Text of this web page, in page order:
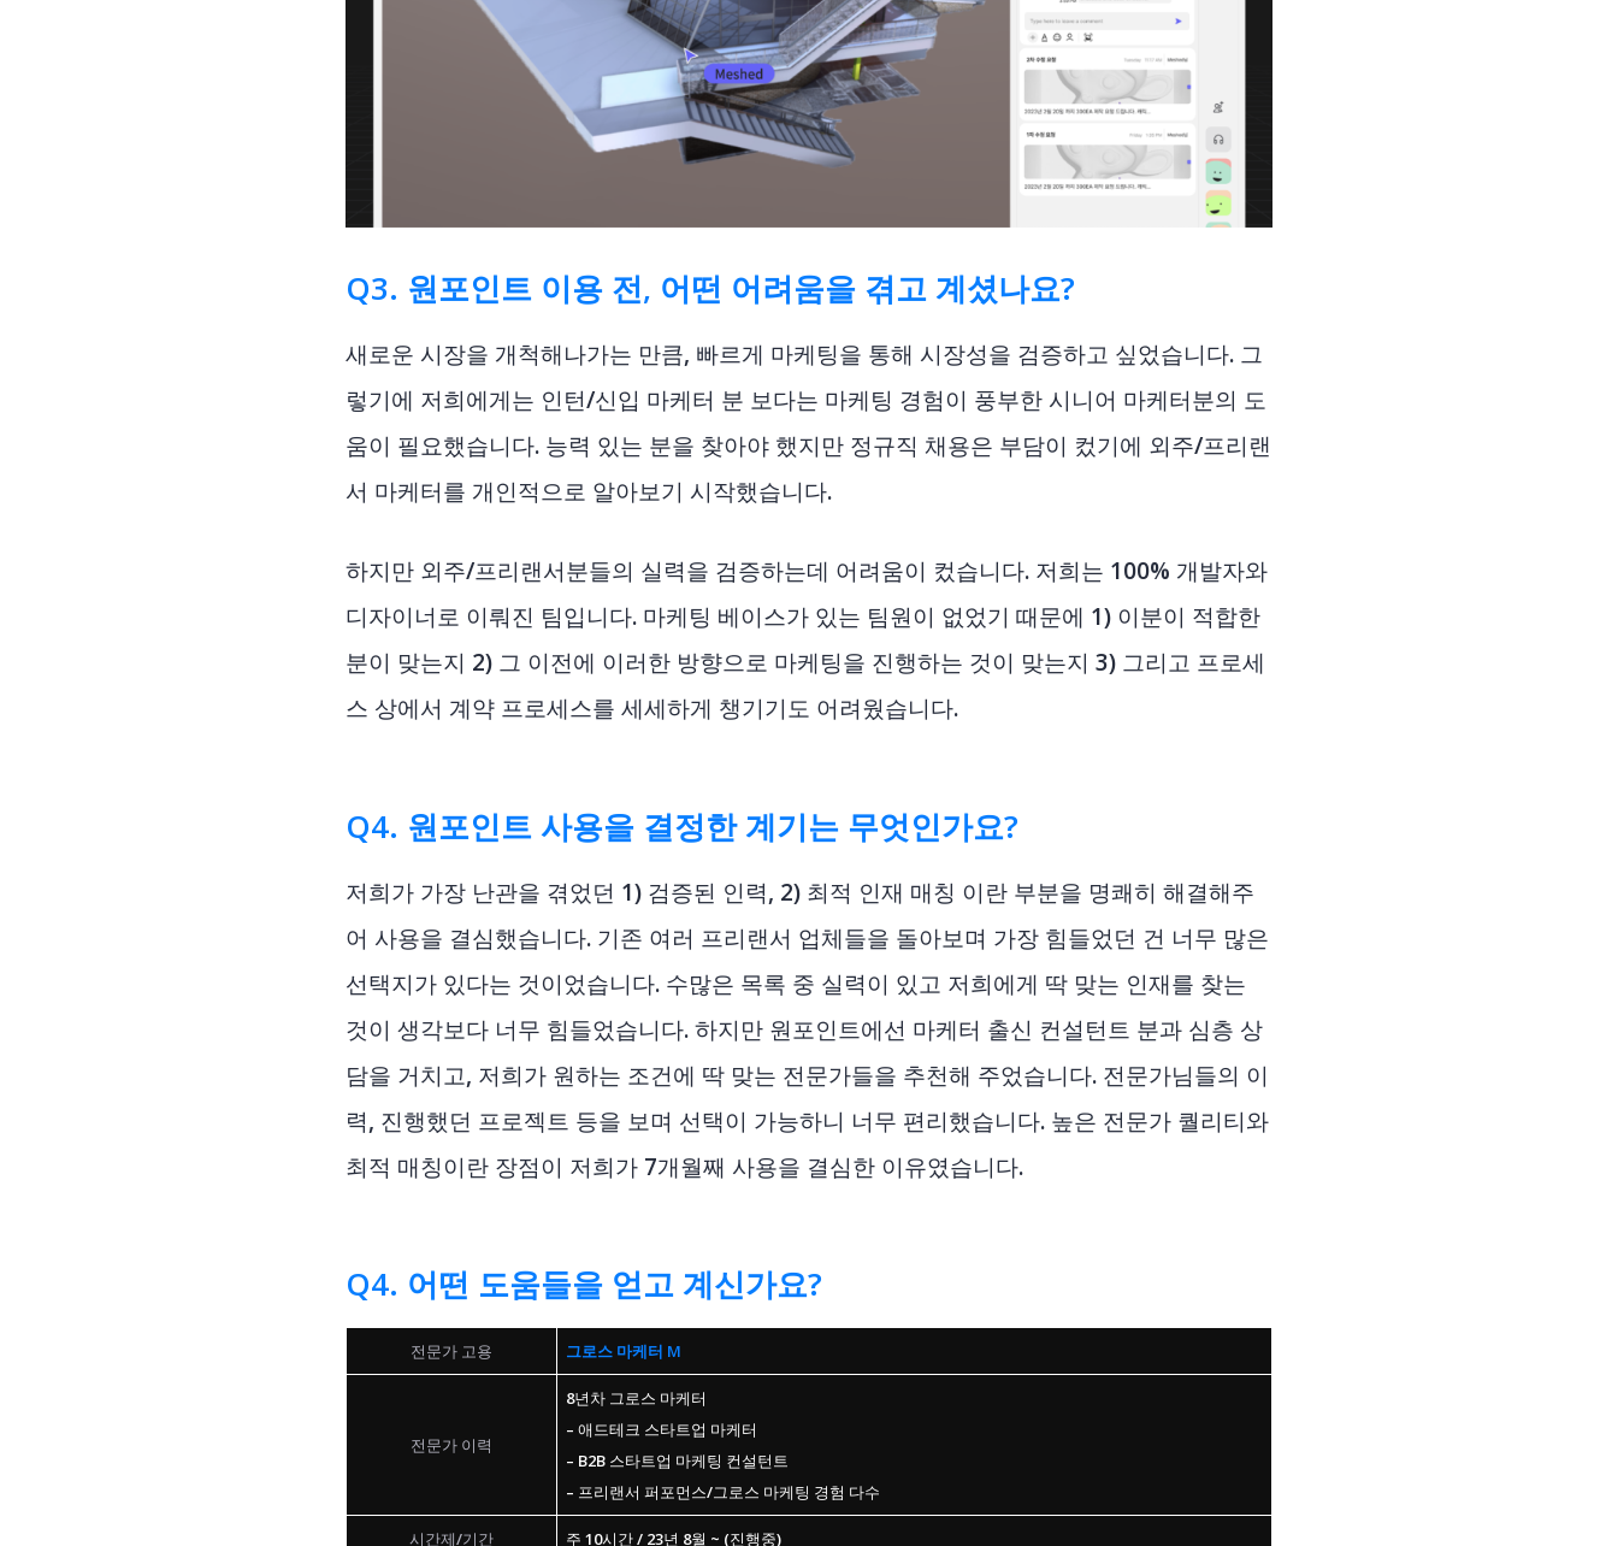
Q3. 원포인트 이용 전, 어떤 어려움을 겪고 계셨나요?
새로운 시장을 개척해나가는 만큼, 빠르게 마케팅을 통해 시장성을 검증하고 싶었습니다. 그
렇기에 저희에게는 인턴/신입 마케터 분 보다는 마케팅 경험이 풍부한 시니어 마케터분의 도
움이 필요했습니다. 능력 있는 분을 찾아야 했지만 정규직 채용은 부담이 컸기에 외주/프리랜
서 마케터를 개인적으로 알아보기 시작했습니다.
하지만 외주/프리랜서분들의 실력을 검증하는데 어려움이 컸습니다. 저희는 100% 개발자와
디자이너로 이뤄진 팀입니다. 마케팅 베이스가 있는 팀원이 없었기 때문에 1) 이분이 적합한
분이 맞는지 2) 그 이전에 이러한 방향으로 마케팅을 진행하는 것이 맞는지 3) 그리고 프로세
스 상에서 계약 프로세스를 세세하게 챙기기도 어려웠습니다.
Q4. 원포인트 사용을 결정한 계기는 무엇인가요?
저희가 가장 난관을 겪었던 1) 검증된 인력, 2) 최적 인재 매칭 이란 부분을 명쾌히 해결해주
어 사용을 결심했습니다. 기존 여러 프리랜서 업체들을 돌아보며 가장 힘들었던 건 너무 많은
선택지가 있다는 것이었습니다. 수많은 목록 중 실력이 있고 저희에게 딱 맞는 인재를 찾는
것이 생각보다 너무 힘들었습니다. 하지만 원포인트에선 마케터 출신 컨설턴트 분과 심층 상
담을 거치고, 저희가 원하는 조건에 딱 맞는 전문가들을 추천해 주었습니다. 전문가님들의 이
력, 진행했던 프로젝트 등을 보며 선택이 가능하니 너무 편리했습니다. 높은 전문가 퀄리티와
최적 매칭이란 장점이 저희가 7개월째 사용을 결심한 이유였습니다.
Q4. 어떤 도움들을 얻고 계신가요?
전문가 고용 그로스 마케터 M
전문가 이력
8년차 그로스 마케터
– 애드테크 스타트업 마케터
– B2B 스타트업 마케팅 컨설턴트
– 프리랜서 퍼포먼스/그로스 마케팅 경험 다수
시간제/기간 주 10시간 / 23년 8월 ~ (진행중)